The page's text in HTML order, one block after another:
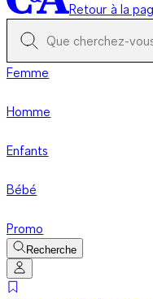
Retour à la
Femme
Homme
Enfants
Bébé
Promo
Recherche